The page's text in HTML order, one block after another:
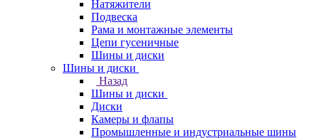
Натяжители
Подвеска
Рама и монтажные элементы
Цепи гусеничные
Шины и диски
Шины и диски
Назад
Шины и диски
Диски
Камеры и флапы
Промышленные и индустриальные шины